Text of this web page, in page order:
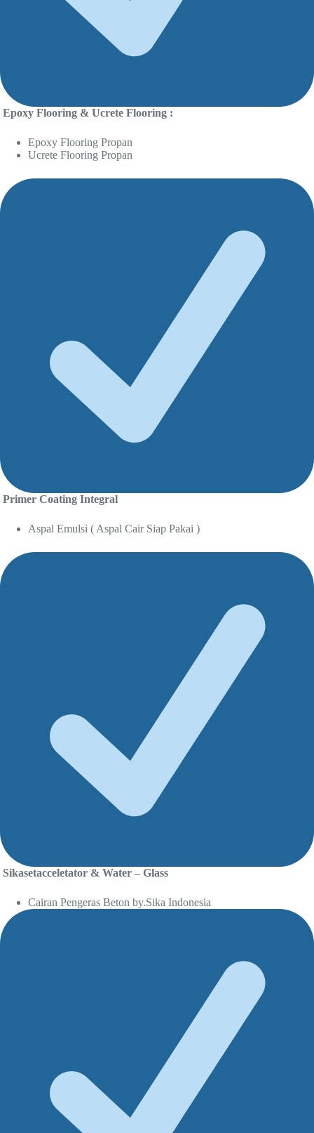
Epoxy Flooring & Ucrete Flooring :
Epoxy Flooring Propan
Ucrete Flooring Propan
Primer Coating Integral
Aspal Emulsi ( Aspal Cair Siap Pakai )
Sikasetacceletator & Water – Glass
Cairan Pengeras Beton by.Sika Indonesia